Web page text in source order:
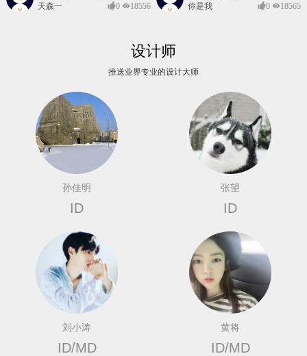
天森一
0 18556
你是我
0 18565
设计师
推送业界专业的设计大师
孙佳明
ID
张望
ID
刘小涛
ID/MD
黄将
ID/MD